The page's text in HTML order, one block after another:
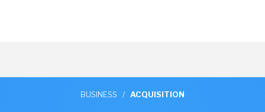
BUSINESS / ACQUISITION